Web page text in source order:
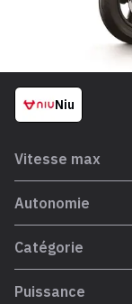
Niu
Vitesse max
Autonomie
Catégorie
Puissance